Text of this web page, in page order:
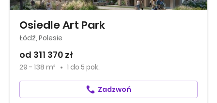
Osiedle Art Park
Łódź, Polesie
od 311 370 zł
29 - 138 m² 1 do 5 pok.
Zadzwoń